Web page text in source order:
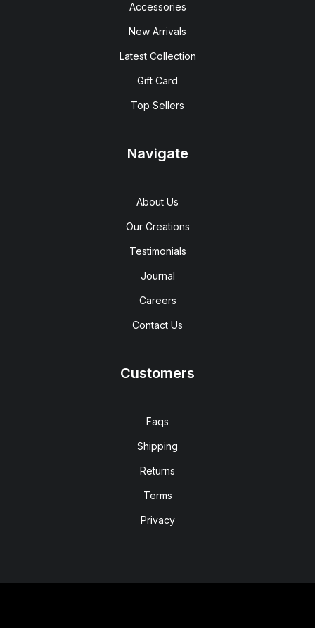
Accessories
New Arrivals
Latest Collection
Gift Card
Top Sellers
Navigate
About Us
Our Creations
Testimonials
Journal
Careers
Contact Us
Customers
Faqs
Shipping
Returns
Terms
Privacy